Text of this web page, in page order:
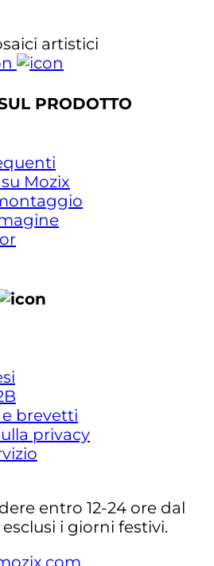
artistici
PRODOTTO
Mozix
brevetti
privacy
entro 12-24 ore dal
i giorni festivi.